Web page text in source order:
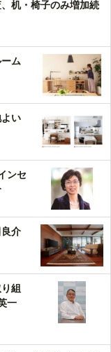
机・椅子のみ増加続
ム
い
ンセ
介
組
一